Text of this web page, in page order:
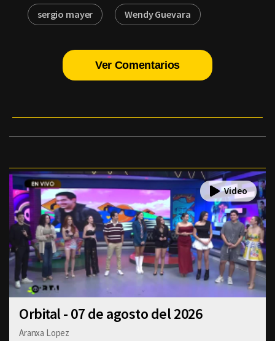
sergio mayer Wendy Guevara
Ver Comentarios
Orbital - 07 de agosto del 2026
Aranxa Lopez